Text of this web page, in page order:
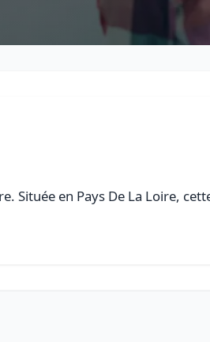
Située en Pays De La Loire,